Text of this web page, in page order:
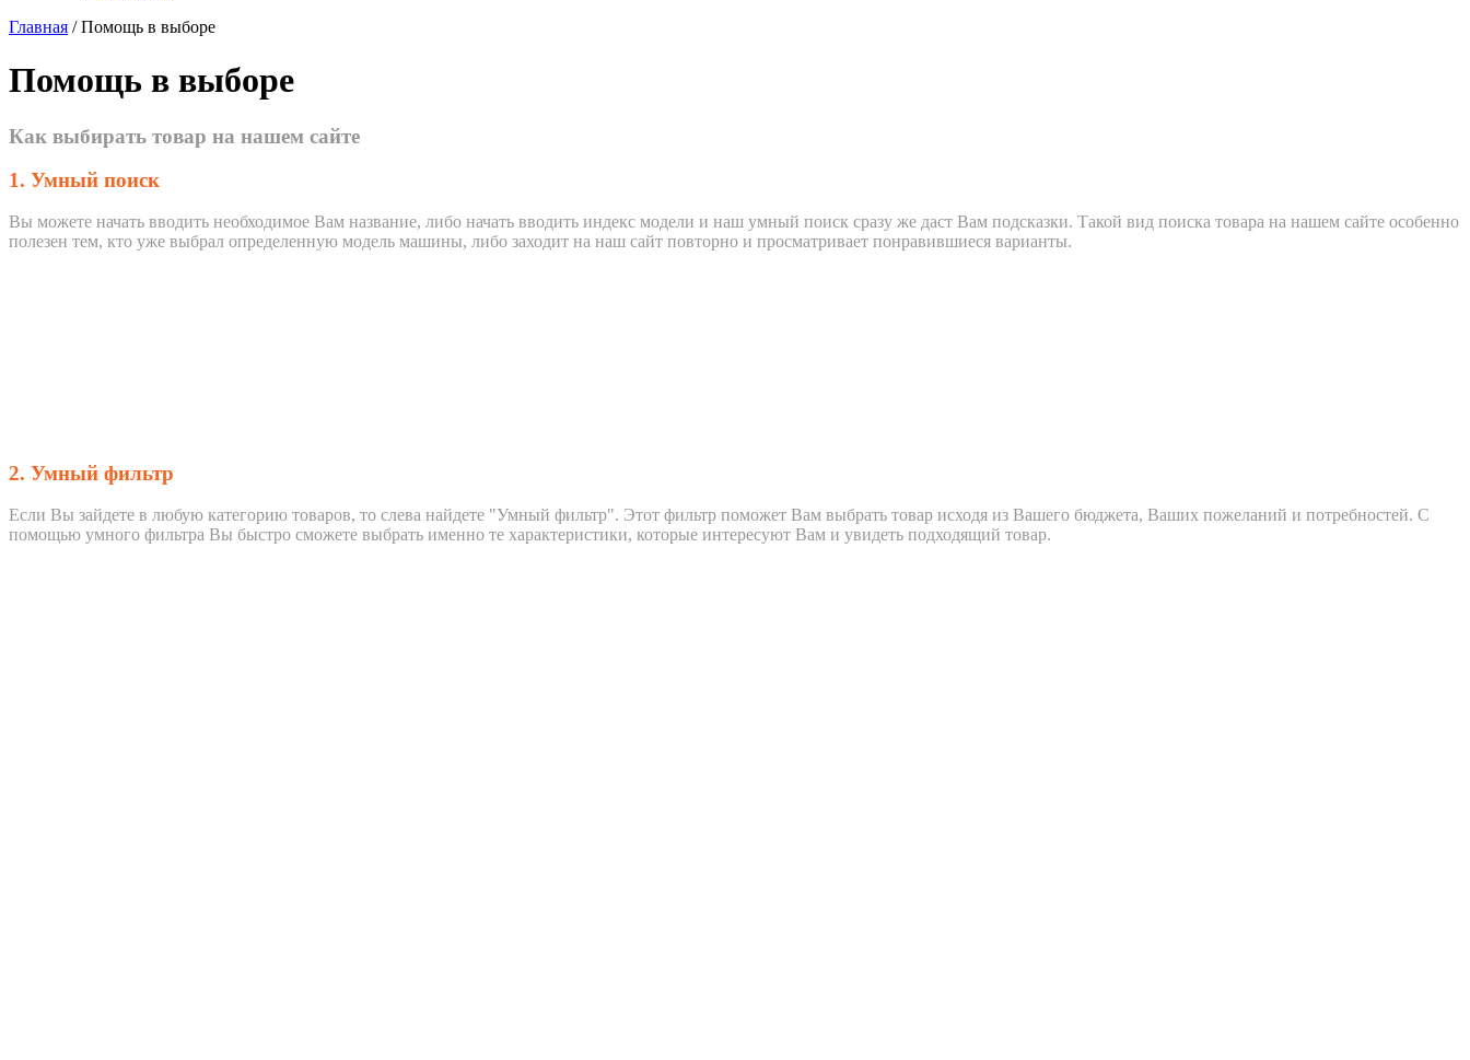
Главная /Помощь в выборе
Помощь в выборе
Как выбирать товар на нашем сайте
1. Умный поиск
Вы можете начать вводить необходимое Вам название, либо начать вводить индекс модели и наш умный поиск сразу же даст Вам подсказки. Такой вид поиска товара на нашем сайте особенно
полезен тем, кто уже выбрал определенную модель машины, либо заходит на наш сайт повторно и просматривает понравившиеся варианты.
2. Умный фильтр
Если Вы зайдете в любую категорию товаров, то слева найдете "Умный фильтр". Этот фильтр поможет Вам выбрать товар исходя из Вашего бюджета, Ваших пожеланий и потребностей. С
помощью умного фильтра Вы быстро сможете выбрать именно те характеристики, которые интересуют Вам и увидеть подходящий товар.